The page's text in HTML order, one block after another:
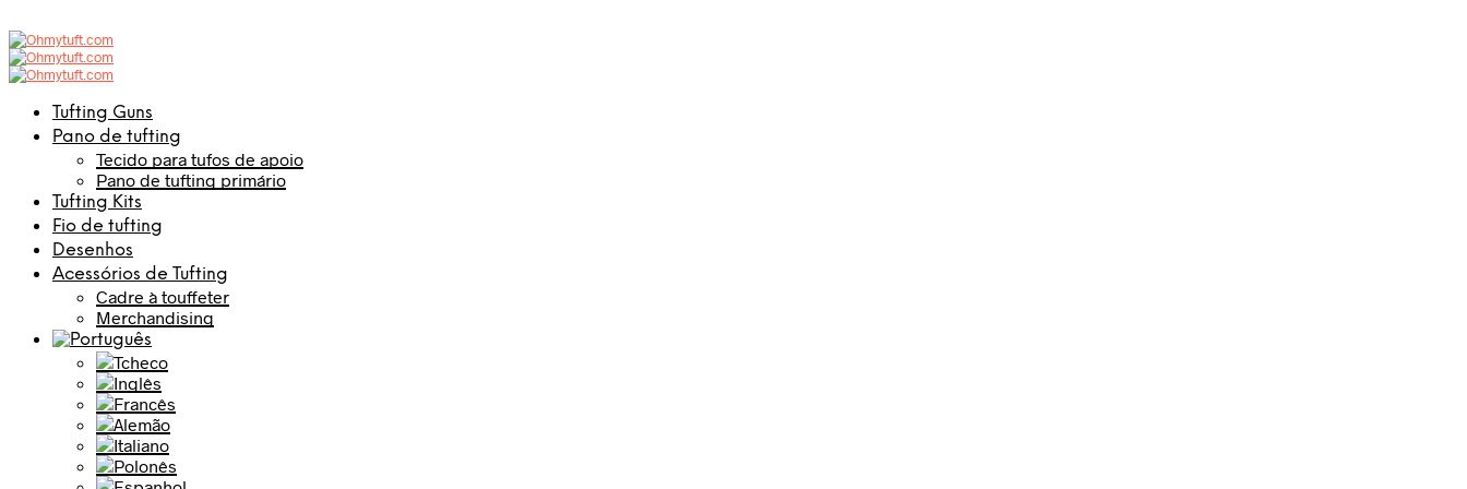
Tufting Guns
Pano de tufting
Tecido para tufos de apoio
Pano de tufting primário
Tufting Kits
Fio de tufting
Desenhos
Acessórios de Tufting
Cadre à touffeter
Merchandising